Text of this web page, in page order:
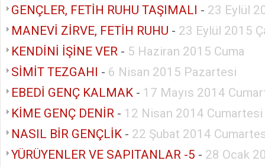
GENÇLER, FETİH RUHU TAŞIMALI - 23 Eylül
MANEVİ ZİRVE, FETİH RUHU - 23 Eylül 2015
KENDİNİ İŞİNE VER - 5 Haziran 2015 Cuma
SİMİT TEZGAHI - 6 Nisan 2015 Pazartesi
EBEDİ GENÇ KALMAK - 17 Mayıs 2014
KİME GENÇ DENİR - 12 Nisan 2014 Cumartesi
NASIL BİR GENÇLİK - 22 Şubat 2014
YÜRÜYENLER VE SAPITANLAR -5 - 28 Ocak